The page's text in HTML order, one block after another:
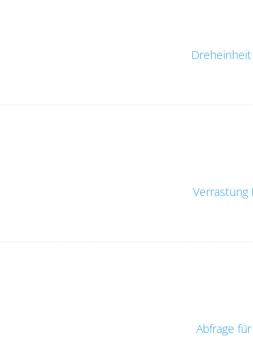
Dreheinheit
Verrastung
Abfrage